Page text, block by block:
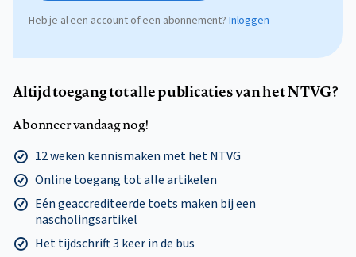
Heb je al een account of een abonnement? Inloggen
Altijd toegang tot alle publicaties van het NTVG?
Abonneer vandaag nog!
12 weken kennismaken met het NTVG
Online toegang tot alle artikelen
Eén geaccrediteerde toets maken bij een
nascholingsartikel
Het tijdschrift 3 keer in de bus